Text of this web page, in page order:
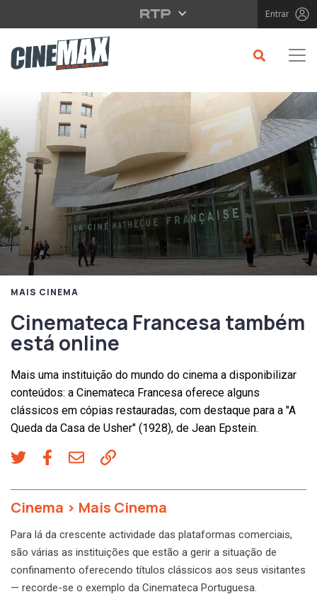
Saltar para o conteúdo principal Entrar
MAIS CINEMA
Cinemateca Francesa também
está online
Mais uma instituição do mundo do cinema a disponibilizar
conteúdos: a Cinemateca Francesa oferece alguns
clássicos em cópias restauradas, com destaque para a "A
Queda da Casa de Usher" (1928), de Jean Epstein.
Cinema > Mais Cinema
Para lá da crescente actividade das plataformas comerciais,
são várias as instituições que estão a gerir a situação de
confinamento oferecendo títulos clássicos aos seus visitantes
— recorde-se o exemplo da Cinemateca Portuguesa.